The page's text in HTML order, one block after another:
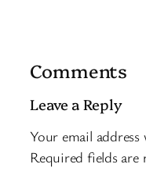
Comments
Leave a Reply
Your email
Required fields are